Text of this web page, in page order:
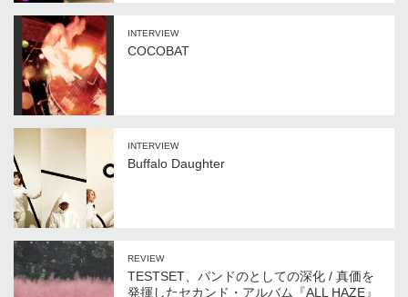
INTERVIEW
COCOBAT
INTERVIEW
Buffalo Daughter
REVIEW
TESTSET、バンドのとしての深化 / 真価を
発揮したセカンド・アルバム『ALL HAZE』